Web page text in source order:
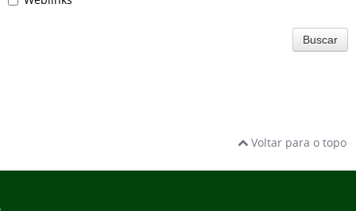
Buscar
Voltar para o topo